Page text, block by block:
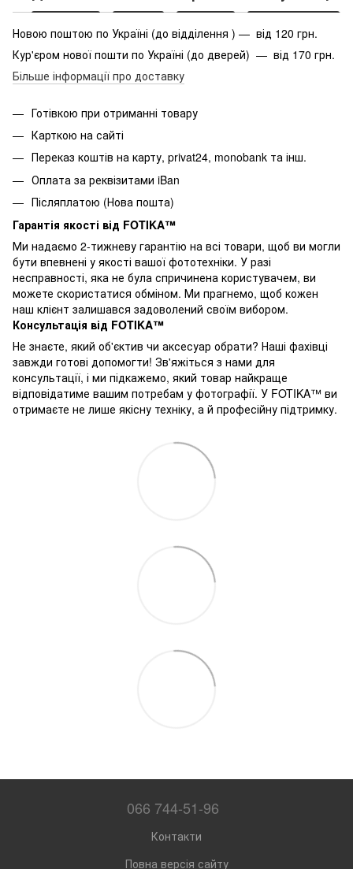
Новою поштою по Україні (до відділення ) — від 120 грн.
Кур'єром нової пошти по Україні (до дверей) — від 170 грн.
Більше інформації про доставку
Готівкою при отриманні товару
Карткою на сайті
Переказ коштів на карту, privat24, monobank та інш.
Оплата за реквізитами iBan
Післяплатою (Нова пошта)
Гарантія якості від FOTIKA™
Ми надаємо 2-тижневу гарантію на всі товари, щоб ви могли
бути впевнені у якості вашої фототехніки. У разі
несправності, яка не була спричинена користувачем, ви
можете скористатися обміном. Ми прагнемо, щоб кожен
наш клієнт залишався задоволений своїм вибором.
Консультація від FOTIKA™
Не знаєте, який об'єктив чи аксесуар обрати? Наші фахівці
завжди готові допомогти! Зв'яжіться з нами для
консультації, і ми підкажемо, який товар найкраще
відповідатиме вашим потребам у фотографії. У FOTIKA™ ви
отримаєте не лише якісну техніку, а й професійну підтримку.
066 744-51-96
Контакти
Повна версія сайту